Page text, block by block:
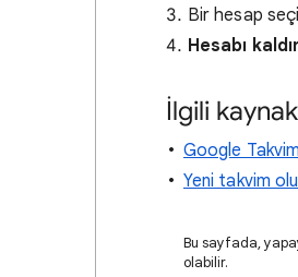
Bir hesap
Hesabı kaldır
İlgili
Google
Yeni takvim
Bu sayfada,
olabilir.